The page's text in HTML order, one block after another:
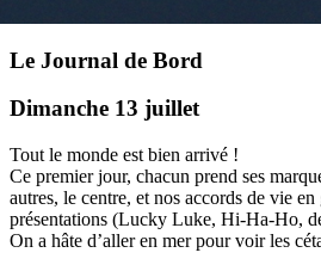
Le Journal de Bord
Dimanche 13 juillet
Tout le monde est bien arrivé !
Ce premier jour, chacun prend ses
autres, le centre, et nos accords de vie
présentations (Lucky Luke, Hi-Ha-Ho,
On a hâte d’aller en mer pour voir les